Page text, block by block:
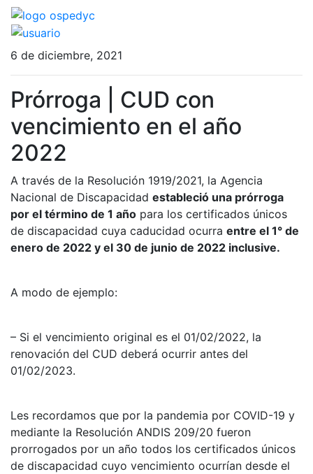
6 de diciembre, 2021
Prórroga | CUD con
vencimiento en el año
2022
A través de la Resolución 1919/2021, la Agencia
Nacional de Discapacidad estableció una prórroga
por el término de 1 año para los certificados únicos
de discapacidad cuya caducidad ocurra entre el 1° de
enero de 2022 y el 30 de junio de 2022 inclusive.
A modo de ejemplo:
– Si el vencimiento original es el 01/02/2022, la
renovación del CUD deberá ocurrir antes del
01/02/2023.
Les recordamos que por la pandemia por COVID-19 y
mediante la Resolución ANDIS 209/20 fueron
prorrogados por un año todos los certificados únicos
de discapacidad cuyo vencimiento ocurrían desde el